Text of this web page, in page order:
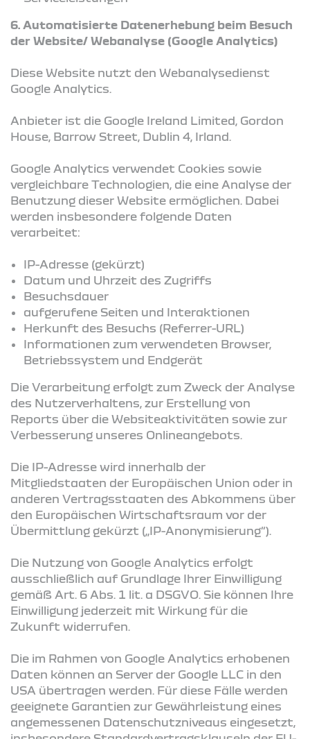
6. Automatisierte Datenerhebung beim Besuch
der Website/ Webanalyse (Google Analytics)
Diese Website nutzt den Webanalysedienst
Google Analytics.
Anbieter ist die Google Ireland Limited, Gordon
House, Barrow Street, Dublin 4, Irland.
Google Analytics verwendet Cookies sowie
vergleichbare Technologien, die eine Analyse der
Benutzung dieser Website ermöglichen. Dabei
werden insbesondere folgende Daten
verarbeitet:
IP-Adresse (gekürzt)
Datum und Uhrzeit des Zugriffs
Besuchsdauer
aufgerufene Seiten und Interaktionen
Herkunft des Besuchs (Referrer-URL)
Informationen zum verwendeten Browser,
Betriebssystem und Endgerät
Die Verarbeitung erfolgt zum Zweck der Analyse
des Nutzerverhaltens, zur Erstellung von
Reports über die Websiteaktivitäten sowie zur
Verbesserung unseres Onlineangebots.
Die IP-Adresse wird innerhalb der
Mitgliedstaaten der Europäischen Union oder in
anderen Vertragsstaaten des Abkommens über
den Europäischen Wirtschaftsraum vor der
Übermittlung gekürzt („IP-Anonymisierung“).
Die Nutzung von Google Analytics erfolgt
ausschließlich auf Grundlage Ihrer Einwilligung
gemäß Art. 6 Abs. 1 lit. a DSGVO. Sie können Ihre
Einwilligung jederzeit mit Wirkung für die
Zukunft widerrufen.
Die im Rahmen von Google Analytics erhobenen
Daten können an Server der Google LLC in den
USA übertragen werden. Für diese Fälle werden
geeignete Garantien zur Gewährleistung eines
angemessenen Datenschutzniveaus eingesetzt,